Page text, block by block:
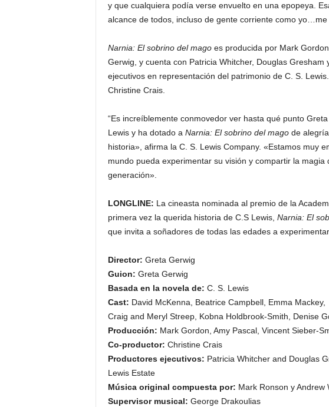
y que cualquiera podía verse envuelto en una epopeya.
alcance de todos, incluso de gente corriente como yo…me
Narnia: El sobrino del mago es producida por Mark
Gerwig, y cuenta con Patricia Whitcher, Douglas Gresham
ejecutivos en representación del patrimonio de C. S.
Christine Crais.
“Es increíblemente conmovedor ver hasta qué punto
Lewis y ha dotado a Narnia: El sobrino del magode
historia», afirma la C. S. Lewis Company. «Estamos muy
mundo pueda experimentar su visión y compartir la magia
generación».
LONGLINE: La cineasta nominada al premio de la
primera vez la querida historia de C.S Lewis, Narnia: El
que invita a soñadores de todas las edades a
Director: Greta Gerwig
Guion: Greta Gerwig
Basada en la novela de: C. S. Lewis
Cast: David McKenna, Beatrice Campbell, Emma
Craig and Meryl Streep, Kobna Holdbrook-Smith, Denise
Producción: Mark Gordon, Amy Pascal, Vincent Sieber-
Co-productor: Christine Crais
Productores ejecutivos: Patricia Whitcher and Douglas
Lewis Estate
Música original compuesta por: Mark Ronson y Andrew
Supervisor musical: George Drakoulias